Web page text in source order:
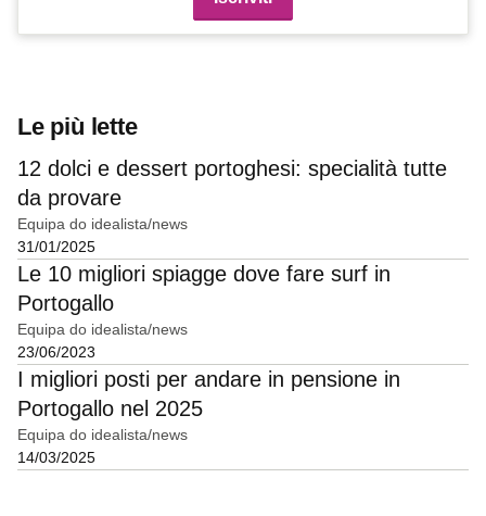
Le più lette
12 dolci e dessert portoghesi: specialità tutte
da provare
Equipa do idealista/news
31/01/2025
Le 10 migliori spiagge dove fare surf in
Portogallo
Equipa do idealista/news
23/06/2023
I migliori posti per andare in pensione in
Portogallo nel 2025
Equipa do idealista/news
14/03/2025